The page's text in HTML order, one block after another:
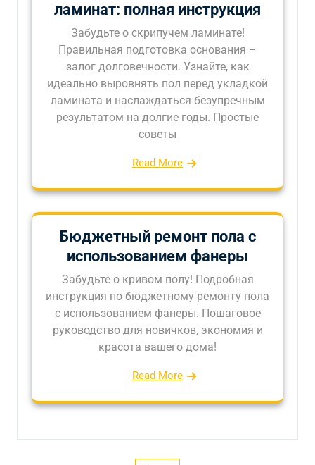
ламинат: полная инструкция
Забудьте о скрипучем ламинате!
Правильная подготовка основания –
залог долговечности. Узнайте, как
идеально выровнять пол перед укладкой
ламината и наслаждаться безупречным
результатом на долгие годы. Простые
советы
Read More
Бюджетный ремонт пола с
использованием фанеры
Забудьте о кривом полу! Подробная
инструкция по бюджетному ремонту пола
с использованием фанеры. Пошаговое
руководство для новичков, экономия и
красота вашего дома!
Read More